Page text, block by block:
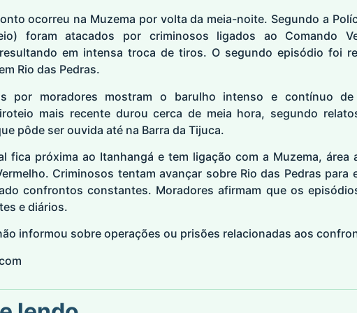
ocorreu na Muzema por volta da meia-noite. Segundo a
foram atacados por criminosos ligados ao Comando
em intensa troca de tiros. O segundo episódio foi
Rio das Pedras.
por moradores mostram o barulho intenso e contínuo
mais recente durou cerca de meia hora, segundo
pôde ser ouvida até na Barra da Tijuca.
fica próxima ao Itanhangá e tem ligação com a Muzema, área
Criminosos tentam avançar sobre Rio das Pedras para
confrontos constantes. Moradores afirmam que os
e diários.
informou sobre operações ou prisões relacionadas aos